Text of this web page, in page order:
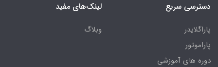
دسترسی سریع
پاراگلایدر
پاراموتور
دوره های آموزشی
لینک‌های مفید
وبلاگ